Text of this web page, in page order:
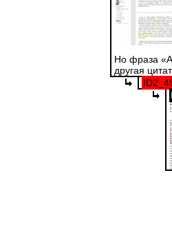
Но фраза «А
другая